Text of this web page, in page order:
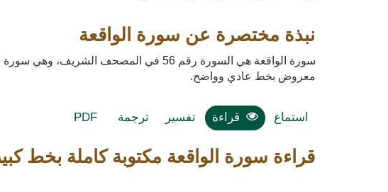
نبذة مختصرة عن سورة الواقعة
سورة الواقعة هي السورة رقم 56 في المصحف الشريف، وهي سورة مكية تتكون من 96 آية.
معروض بخط عادي وواضح.
استماع قراءة تفسير ترجمة PDF
قراءة سورة الواقعة مكتوبة كاملة بخط